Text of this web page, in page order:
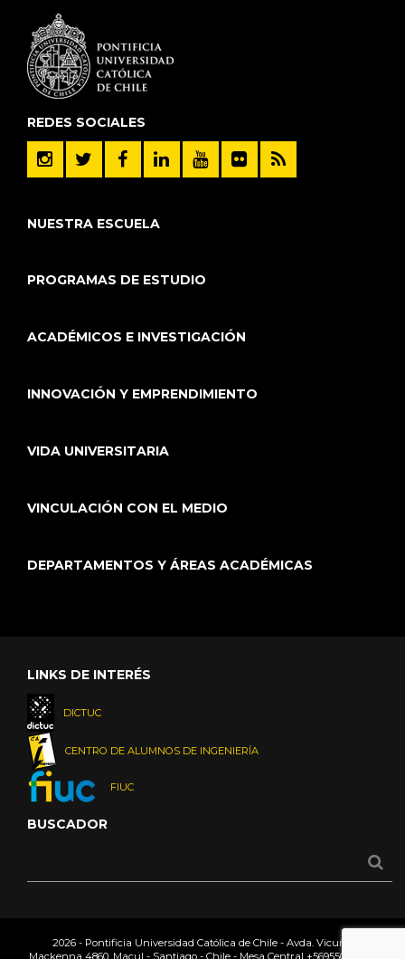
REDES SOCIALES
NUESTRA ESCUELA
PROGRAMAS DE ESTUDIO
ACADÉMICOS E INVESTIGACIÓN
INNOVACIÓN Y EMPRENDIMIENTO
VIDA UNIVERSITARIA
VINCULACIÓN CON EL MEDIO
DEPARTAMENTOS Y ÁREAS ACADÉMICAS
LINKS DE INTERÉS
DICTUC
CENTRO DE ALUMNOS DE INGENIERÍA
FIUC
BUSCADOR
2026 - Pontificia Universidad Católica de Chile - Avda. Vicuña
Mackenna 4860, Macul - Santiago - Chile - Mesa Central +56955042000